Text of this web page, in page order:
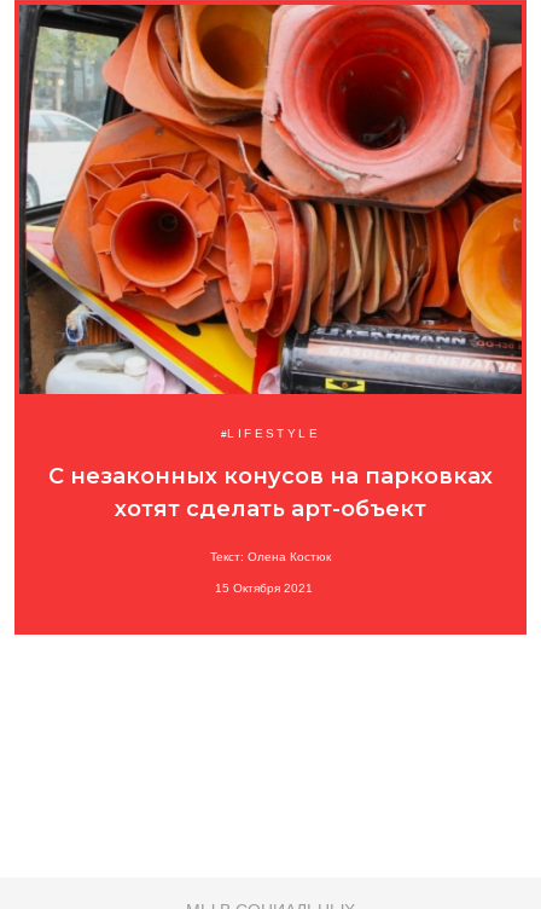
LIFESTYLE
С незаконных конусов на парковках
хотят сделать арт-объект
Текст: Олена Костюк
15 Октября 2021